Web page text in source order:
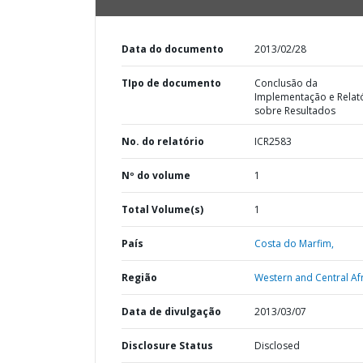
Data do documento 2013/02/28
TIpo de documento
Conclusão da
Implementação e
sobre Resultados
No. do relatório ICR2583
Nº do volume 1
Total Volume(s) 1
País Costa do Marfim,
Região Western and Central
Data de divulgação 2013/03/07
Disclosure Status Disclosed